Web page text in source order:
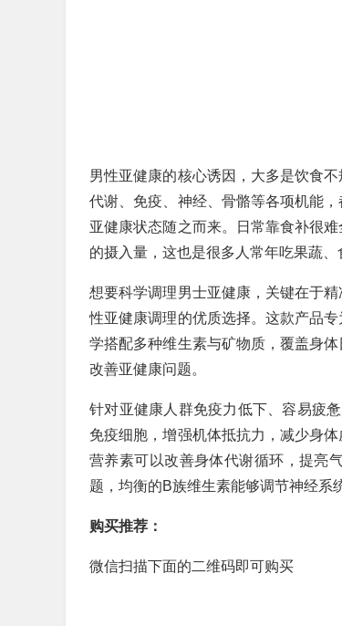
男性亚健康的核心诱因，大多是饮食
代谢、免疫、神经、骨骼等各项机能
亚健康状态随之而来。日常靠食补很
的摄入量，这也是很多人常年吃果蔬、
想要科学调理男士亚健康，关键在于
性亚健康调理的优质选择。这款产品
学搭配多种维生素与矿物质，覆盖身
改善亚健康问题。
针对亚健康人群免疫力低下、容易疲
免疫细胞，增强机体抵抗力，减少身
营养素可以改善身体代谢循环，提亮
题，均衡的B族维生素能够调节神经系
购买推荐：
微信扫描下面的二维码即可购买